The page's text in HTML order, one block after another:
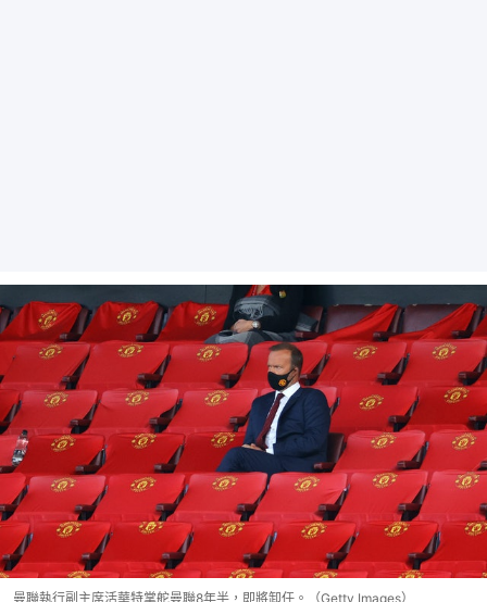
曼聯執行副主席活華特掌舵曼聯8年半，即將卸任。（Getty Images）